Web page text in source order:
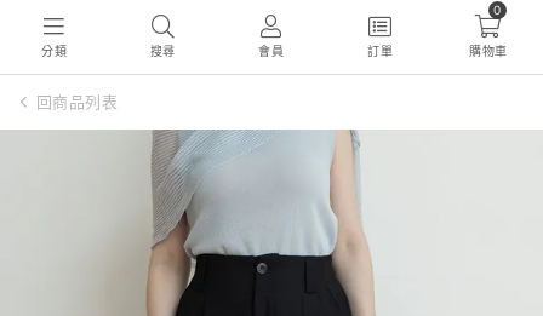
分類 搜尋 會員 訂單
0
購物車
回商品列表